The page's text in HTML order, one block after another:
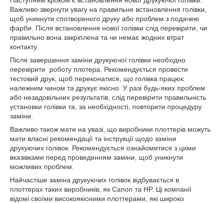
Важливо звернути увагу на правильне встановлення голівки,
щоб уникнути спотвореного друку або проблем з подачею
фарби. Після встановлення нової голівки слід перевірити, чи
правильно вона закріплена та чи немає жодних втрат
контакту.
Після завершення заміни друкуючої голівки необхідно
перевірити роботу плотера. Рекомендується провести
тестовий друк, щоб переконатися, що голівка працює
належним чином та друкує якісно. У разі будь-яких проблем
або незадовільних результатів, слід перевірити правильність
установки голівки та, за необхідності, повторити процедуру
заміни.
Важливо також мати на увазі, що виробники плоттерів можуть
мати власні рекомендації та інструкції щодо заміни
друкуючих голівок. Рекомендується ознайомитися з цими
вказівками перед проведенням заміни, щоб уникнути
можливих проблем.
Найчастіше заміна друкуючих голівок відбувається в
плоттерах таких виробників, як Canon та HP. Ці компанії
відомі своїми високоякісними плоттерами, які широко